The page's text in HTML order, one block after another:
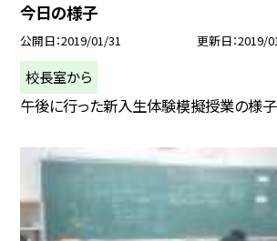
今日の様子
公開日 2019/01/31 更新日 2019/
校長室から
午後に行った新入生体験模擬授業の様子